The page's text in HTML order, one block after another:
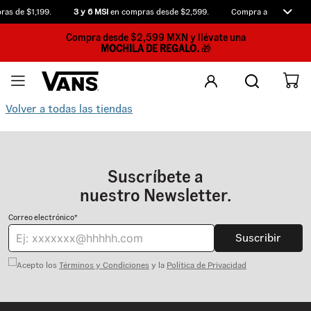
de $1,199. 3 y 6 MSIen compras desde $2,599. Compra antes de las
Compra desde $2,599 MXN y llévate una
MOCHILA DE REGALO.🎁
Volver a todas las tiendas
Suscríbete a
nuestro Newsletter.
Correo electrónico*
Suscribir
Acepto los Términos y Condiciones y la Política de Privacidad